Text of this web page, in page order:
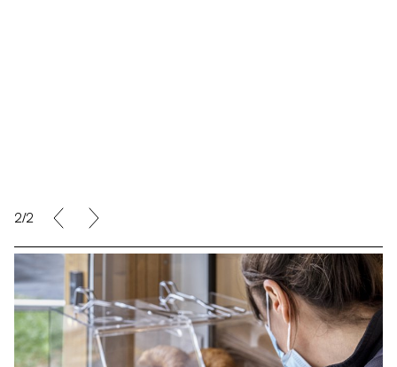
2/2